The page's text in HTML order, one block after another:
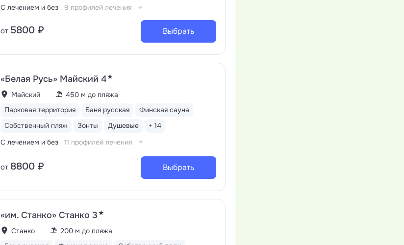
семейные — с гидромассажем (1 линия), водными горками
и ведрами для обливаний (2 линия), открытый детский бассейн.
Во всех установлены высокотехнологичные системы очистки
и подогрева воды
Здоровое движение: плавание, большой
и настольный теннис, бадминтон, футбольная, баскетбольная,
С лечением и без
9 профилей лечения
от 5800 ₽ Выбрать
«Белая Русь» Майский 4★
Майский
450 м до пляжа
Парковая территория
Баня русская
Финская сауна
Собственный пляж
Зонты Душевые
+ 14
С лечением и без
11 профилей лечения
от 8800 ₽ Выбрать
«им. Станко» Станко 3★
Станко
200 м до пляжа